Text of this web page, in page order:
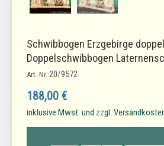
Schwibbogen Erzgebirge
Doppelschwibbogen
Art.-Nr.:20/9572
188,00 €
inklusive Mwst. und zzgl.